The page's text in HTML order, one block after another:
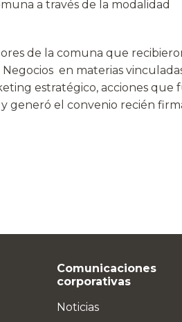
a través de la modalidad
de la comuna que
en materias
estratégico, acciones que
generó el convenio recién
Comunicaciones
corporativas
Noticias